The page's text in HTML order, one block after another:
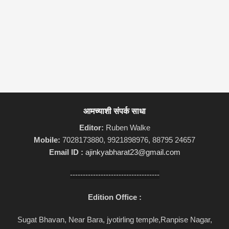
आमच्याशी संपर्क साधा
Editor: Ruben Walke
Mobile: 7028173880, 9921898976, 88795 24657
Email ID : ajinkyabharat23@gmail.com
-----------------------------------
Edition Office :
Sugat Bhavan, Near Bara, jyotirling temple,Ranpise Nagar,